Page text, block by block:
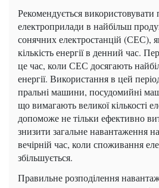
Рекомендується використовувати
електроприлади в найбільш
сонячних електростанцій (СЕС),
кількість енергії в денний час.
це час, коли СЕС досягають
енергії. Використання в цей
пральні машини, посудомийні
що вимагають великої кількості
допоможе не тільки ефективно
знизити загальне навантаження
вечірній час, коли споживання
збільшується.
Правильне розподілення